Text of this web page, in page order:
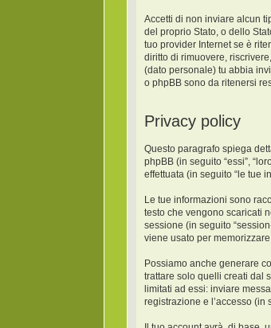
Accetti di non inviare alcun
del proprio Stato, o dello
tuo provider Internet se è
diritto di rimuovere,
(dato personale) tu abbia
o phpBB sono da ritenersi
Privacy policy
Questo paragrafo spiega
phpBB (in seguito “essi”,
effettuata (in seguito “le tue
Le tue informazioni sono
testo che vengono scaricati
sessione (in seguito
viene usato per
Possiamo anche generare
trattare solo quelli creati dal
limitati ad essi: inviare
registrazione e l’accesso (in